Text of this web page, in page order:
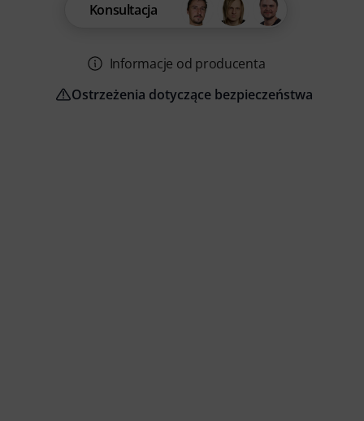
Konsultacja
Informacje od producenta
Ostrzeżenia dotyczące bezpieczeństwa